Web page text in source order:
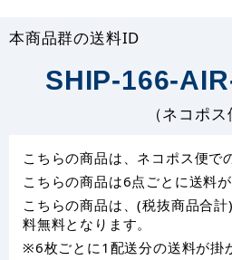
本商品群の送料ID
SHIP-166-
（ネコポス
こちらの商品は、ネコポス便で
こちらの商品は6点ごとに送料が
こちらの商品は、(税抜商品合
料無料となります。
※6枚ごとに1配送分の送料が掛